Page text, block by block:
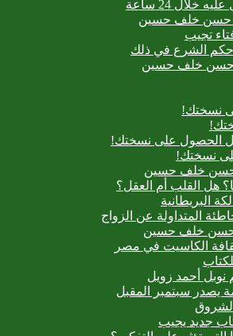
حسن خلف حسين
تجيب
حكم الشرع في ذلك
حسن خلف حسين
نسختك!
الحصول على نسختك!
نسختك!
حسن خلف حسين
هل القلب أم العقل؟
البريطانية
المتداولة عن الزواج
حسن خلف حسين
الكاسيت في مصر
نوبل أحمد زويل
يصدر سبتمبر المقبل
جديد يجيب